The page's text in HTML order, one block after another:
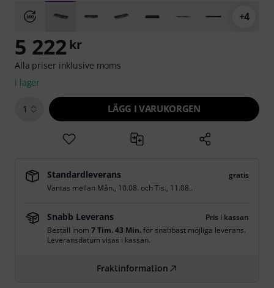
+4
5 222 kr
Alla priser inklusive moms
i lager
1 LÄGG I VARUKORGEN
Standardleverans
gratis
Väntas mellan Mån., 10.08. ochTis., 11.08..
Snabb Leverans
Pris i kassan
Beställ inom 7 Tim. 43 Min.för snabbast möjliga leverans.
Leveransdatum visas i kassan.
Fraktinformation